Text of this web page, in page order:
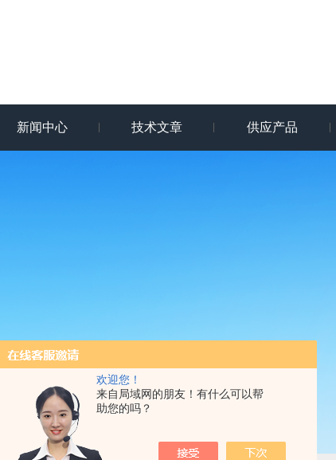
欢迎您！
来自局域网的朋友！有什么可以帮
助您的吗？
新闻中心 技术文章 供应产品